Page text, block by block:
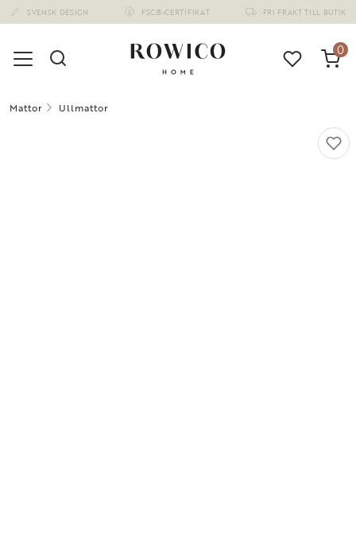
(1678)
0
Mattor Ullmattor